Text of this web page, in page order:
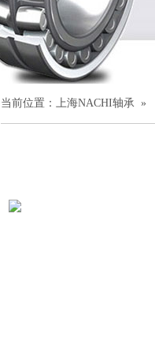
当前位置： 上海NACHI轴承 »